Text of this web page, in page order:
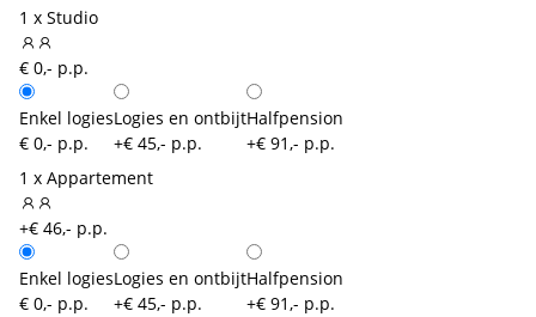
1 x Studio
€ 0,- p.p.
Enkel logies
€ 0,- p.p.
Logies en ontbijt
+€ 45,- p.p.
Halfpension
+€ 91,- p.p.
1 x Appartement
+€ 46,- p.p.
Enkel logies
€ 0,- p.p.
Logies en ontbijt
+€ 45,- p.p.
Halfpension
+€ 91,- p.p.